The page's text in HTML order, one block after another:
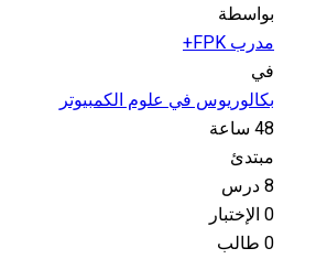
بواسطة
مدرب FPK+
في
بكالوريوس في علوم الكمبيوتر
48 ساعة
مبتدئ
8 درس
0 الإختبار
0 طالب